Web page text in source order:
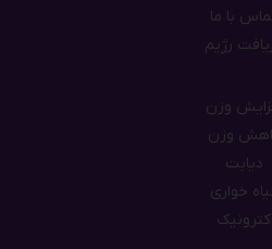
با ما
رژیم
وزن
وزن
دیابت
خواری
کترونیک